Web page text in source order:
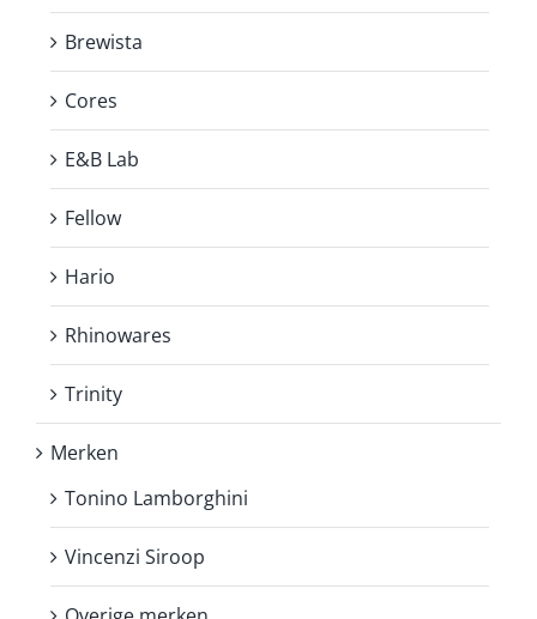
Brewista
Cores
E&B Lab
Fellow
Hario
Rhinowares
Trinity
Merken
Tonino Lamborghini
Vincenzi Siroop